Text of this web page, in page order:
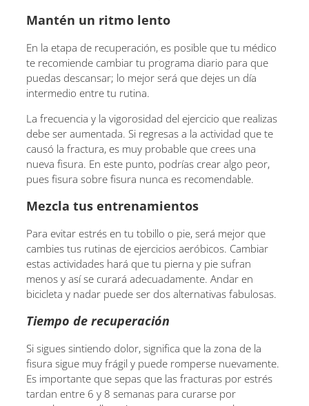
Mantén un ritmo lento
En la etapa de recuperación, es posible que tu médico
te recomiende cambiar tu programa diario para que
puedas descansar; lo mejor será que dejes un día
intermedio entre tu rutina.
La frecuencia y la vigorosidad del ejercicio que realizas
debe ser aumentada. Si regresas a la actividad que te
causó la fractura, es muy probable que crees una
nueva fisura. En este punto, podrías crear algo peor,
pues fisura sobre fisura nunca es recomendable.
Mezcla tus entrenamientos
Para evitar estrés en tu tobillo o pie, será mejor que
cambies tus rutinas de ejercicios aeróbicos. Cambiar
estas actividades hará que tu pierna y pie sufran
menos y así se curará adecuadamente. Andar en
bicicleta y nadar puede ser dos alternativas fabulosas.
Tiempo de recuperación
Si sigues sintiendo dolor, significa que la zona de la
fisura sigue muy frágil y puede romperse nuevamente.
Es importante que sepas que las fracturas por estrés
tardan entre 6 y 8 semanas para curarse por